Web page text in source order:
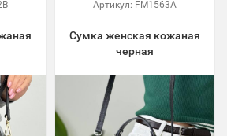
Артикул: FM1563A
Сумка женская кожаная
черная